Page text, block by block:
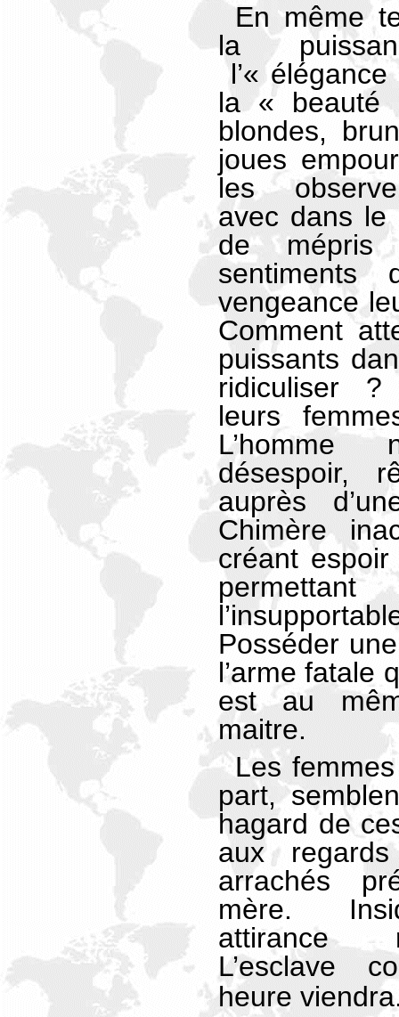
En même
la
l’«
la « beauté
blondes,
joues
les
avec dans le
de mépris
vengeance
Comment
puissants
ridiculiser ?
leurs
désespoir,
auprès
Chimère
créant
Posséder
l’arme fatale
est au
maitre.
Les
part,
hagard de
aux regards
arrachés
mère.
attirance
L’esclave
heure